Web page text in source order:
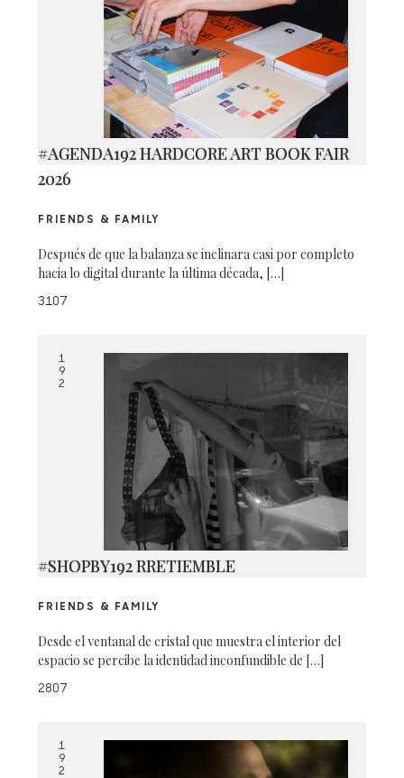
#AGENDA192 HARDCORE ART BOOK FAIR
2026
FRIENDS & FAMILY
Después de que la balanza se inclinara casi por completo
hacia lo digital durante la última década, […]
3107
1
9
2
#SHOPBY192 RRETIEMBLE
FRIENDS & FAMILY
Desde el ventanal de cristal que muestra el interior del
espacio se percibe la identidad inconfundible de […]
2807
1
9
2